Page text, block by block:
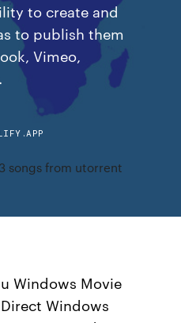
to create and
to publish them
Vimeo,
songs from utorrent
Windows Movie
Windows